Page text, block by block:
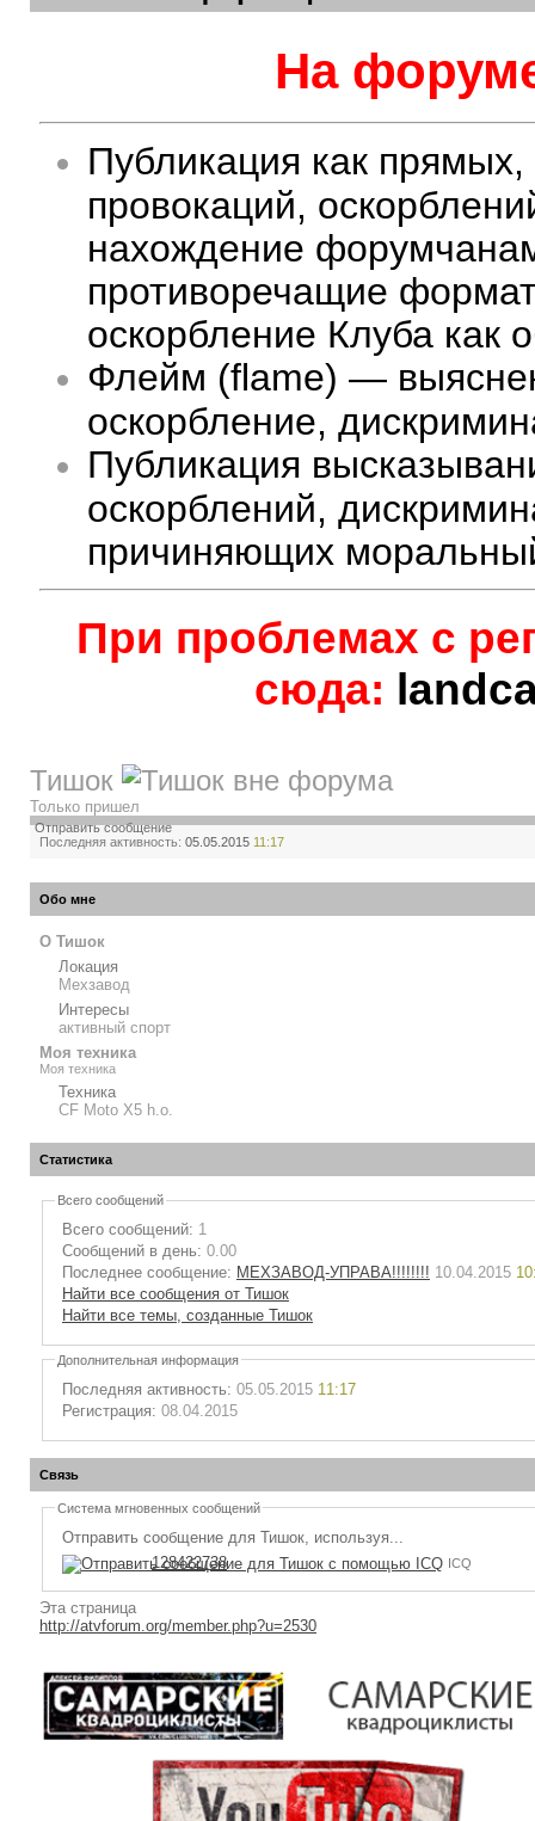
На
Публикация как
провокаций,
нахождение
противоречащие
оскорбление Клуба как
Флейм (flame) —
оскорбление,
Публикация
оскорблений,
причиняющих
При проблемах с
сюда:
Тишок
Только пришел
Отправить сообщение
Последняя активность: 05.05.2015 11:17
Обо мне
О Тишок
Локация
Мехзавод
Интересы
активный спорт
Моя техника
Моя техника
Техника
CF Moto X5 h.o.
Статистика
Всего сообщений
Всего сообщений: 1
Сообщений в день: 0.00
Последнее сообщение: МЕХЗАВОД-УПРАВА!!!!!!!! 10.04.2015
Найти все сообщения от Тишок
Найти все темы, созданные Тишок
Дополнительная информация
Последняя активность: 05.05.2015 11:17
Регистрация: 08.04.2015
Связь
Система мгновенных сообщений
Отправить сообщение для Тишок, используя...
ICQ
128422738
Эта страница
http://atvforum.org/member.php?u=2530